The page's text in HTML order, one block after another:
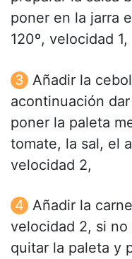
poner en la jarra
120º, velocidad 1,
Añadir la
acontinuación
poner la paleta
tomate, la sal, el
velocidad 2,
Añadir la
velocidad 2, si no
quitar la paleta y